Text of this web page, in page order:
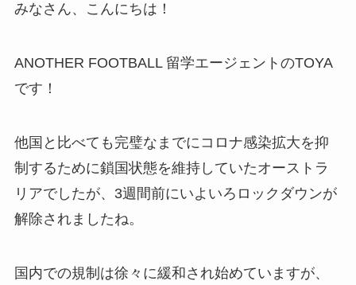
みなさん、こんにちは！
ANOTHER FOOTBALL 留学エージェントのTOYA
です！
他国と比べても完璧なまでにコロナ感染拡大を抑
制するために鎖国状態を維持していたオーストラ
リアでしたが、3週間前にいよいろロックダウンが
解除されましたね。
国内での規制は徐々に緩和され始めていますが、